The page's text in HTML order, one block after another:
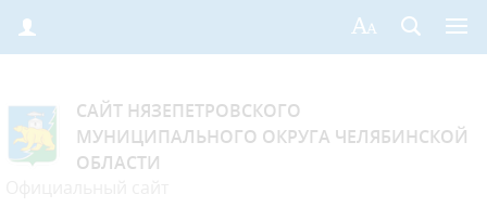
САЙТ НЯЗЕПЕТРОВСКОГО
МУНИЦИПАЛЬНОГО ОКРУГА ЧЕЛЯБИНСКОЙ
ОБЛАСТИ